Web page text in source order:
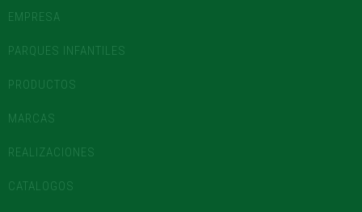
EMPRESA
PARQUES INFANTILES
PRODUCTOS
MARCAS
REALIZACIONES
CATALOGOS